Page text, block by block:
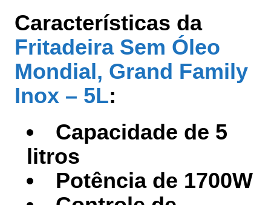
Características da
Fritadeira Sem Óleo
Mondial, Grand Family
Inox – 5L:
Capacidade de 5
litros
Potência de 1700W